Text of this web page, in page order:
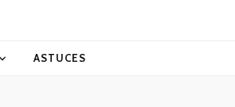
ASTUCES